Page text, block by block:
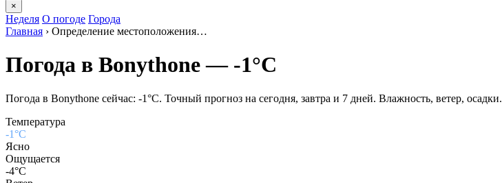
×
Неделя О погоде Города
Главная › Определение местоположения…
Погода в Bonythonе — -1°C
Погода в Bonythonе сейчас: -1°C. Точный прогноз на сегодня, завтра и 7 дней. Влажность, ветер, осадки.
Температура
-1°C
Ясно
Ощущается
-4°C